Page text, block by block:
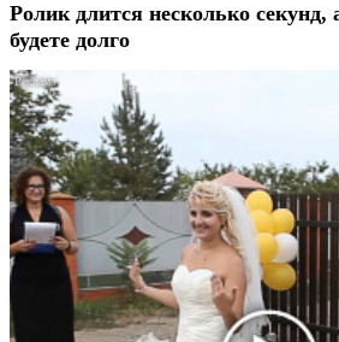
Ролик длится несколько секунд,
будете долго